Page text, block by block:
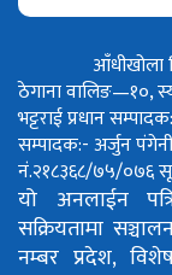
आँधीखोला
ठेगाना वालिङ—१०,
भट्टराईप्रधान
सम्पादक:- अर्जुन पंगेनी
नं.२१८३६८/७५/०७६
यो अनलाईन
सक्रियतामा
नम्बर प्रदेश,